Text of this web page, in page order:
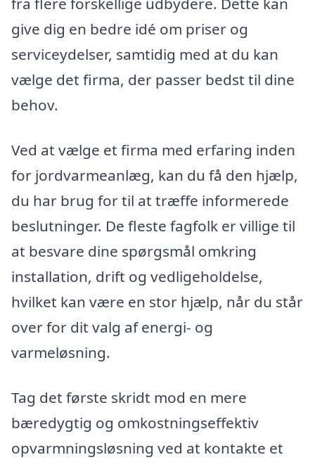
give dig en bedre idé om priser og
serviceydelser, samtidig med at du kan
vælge det firma, der passer bedst til dine
behov.
Ved at vælge et firma med erfaring inden
for jordvarmeanlæg, kan du få den hjælp,
du har brug for til at træffe informerede
beslutninger. De fleste fagfolk er villige til
at besvare dine spørgsmål omkring
installation, drift og vedligeholdelse,
hvilket kan være en stor hjælp, når du står
over for dit valg af energi- og
varmeløsning.
Tag det første skridt mod en mere
bæredygtig og omkostningseffektiv
opvarmningsløsning ved at kontakte et